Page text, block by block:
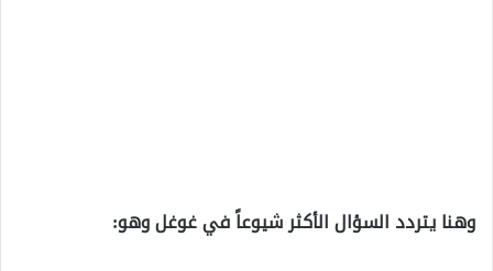
وهنا يتردد السؤال الأكثر شيوعاً في غوغل وهو: